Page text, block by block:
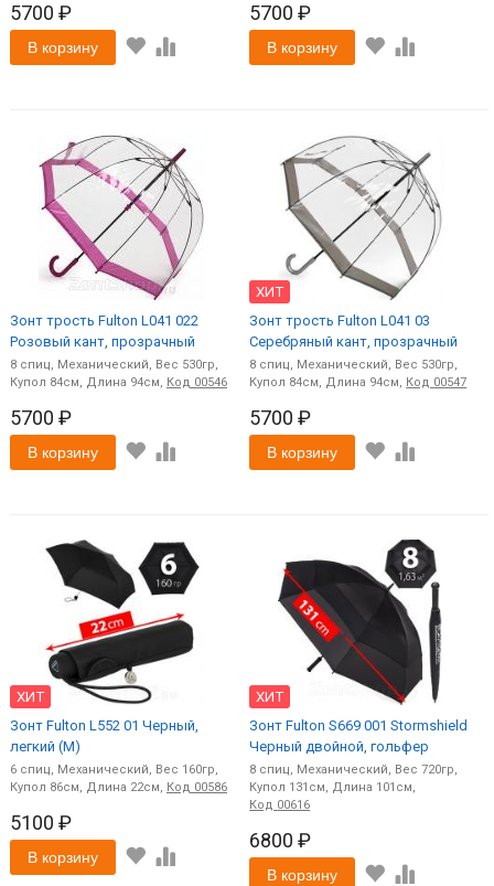
5700 ₽
В корзину
5700 ₽
В корзину
Зонт трость Fulton L041 022
Розовый кант, прозрачный
8спиц Механический
530
84
94 Код 00546
5700 ₽
В корзину
ХИТ
Зонт трость Fulton L041 03
Серебряный кант, прозрачный
8 спиц Механический
530
84
94 Код 00547
5700 ₽
В корзину
ХИТ
Зонт Fulton L552 01 Черный,
легкий (M)
6спиц Механический
160
86
22 Код 00586
5100 ₽
В корзину
ХИТ
Зонт Fulton S669 001 Stormshield
Черный двойной, гольфер
8 спиц Механический
720
131
101
Код 00616
6800 ₽
В корзину